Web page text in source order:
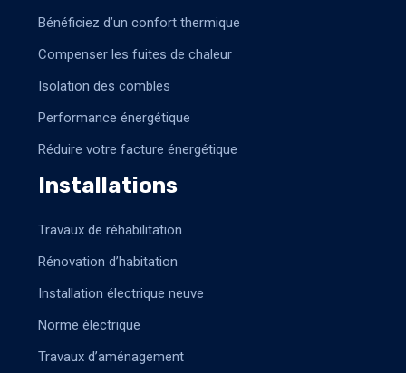
Bénéficiez d’un confort thermique
Compenser les fuites de chaleur
Isolation des combles
Performance énergétique
Réduire votre facture énergétique
Installations
Travaux de réhabilitation
Rénovation d’habitation
Installation électrique neuve
Norme électrique
Travaux d’aménagement